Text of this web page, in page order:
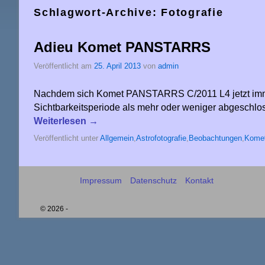
Schlagwort-Archive: Fotografie
Adieu Komet PANSTARRS
Veröffentlicht am 25. April 2013 von admin
Nachdem sich Komet PANSTARRS C/2011 L4 jetzt
Sichtbarkeitsperiode als mehr oder weniger
Weiterlesen →
Veröffentlicht unter Allgemein Astrofotografie Beobachtungen
Impressum Datenschutz Kontakt
© 2026 -